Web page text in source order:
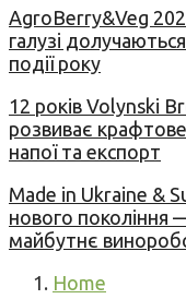
AgroBerry&Veg
галузі
події року
12 років Volynski
розвиває
напої та експорт
Made in Ukraine &
нового покоління
майбутнє
Home